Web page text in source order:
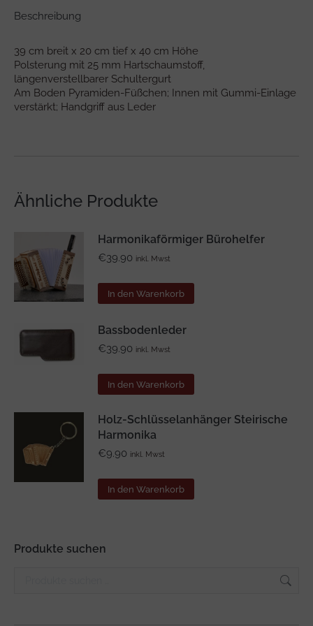
Beschreibung
39 cm breit x 20 cm tief x 40 cm Höhe
Polsterung mit 25 mm Hartschaumstoff,
längenverstellbarer Schultergurt
Am Boden Pyramiden-Füßchen; Innen mit Gummi-Einlage
verstärkt; Handgriff aus Leder
Ähnliche Produkte
Harmonikaförmiger Bürohelfer
€39.90 inkl. Mwst
In den Warenkorb
Bassbodenleder
€39.90 inkl. Mwst
In den Warenkorb
Holz-Schlüsselanhänger Steirische
Harmonika
€9.90 inkl. Mwst
In den Warenkorb
Produkte suchen